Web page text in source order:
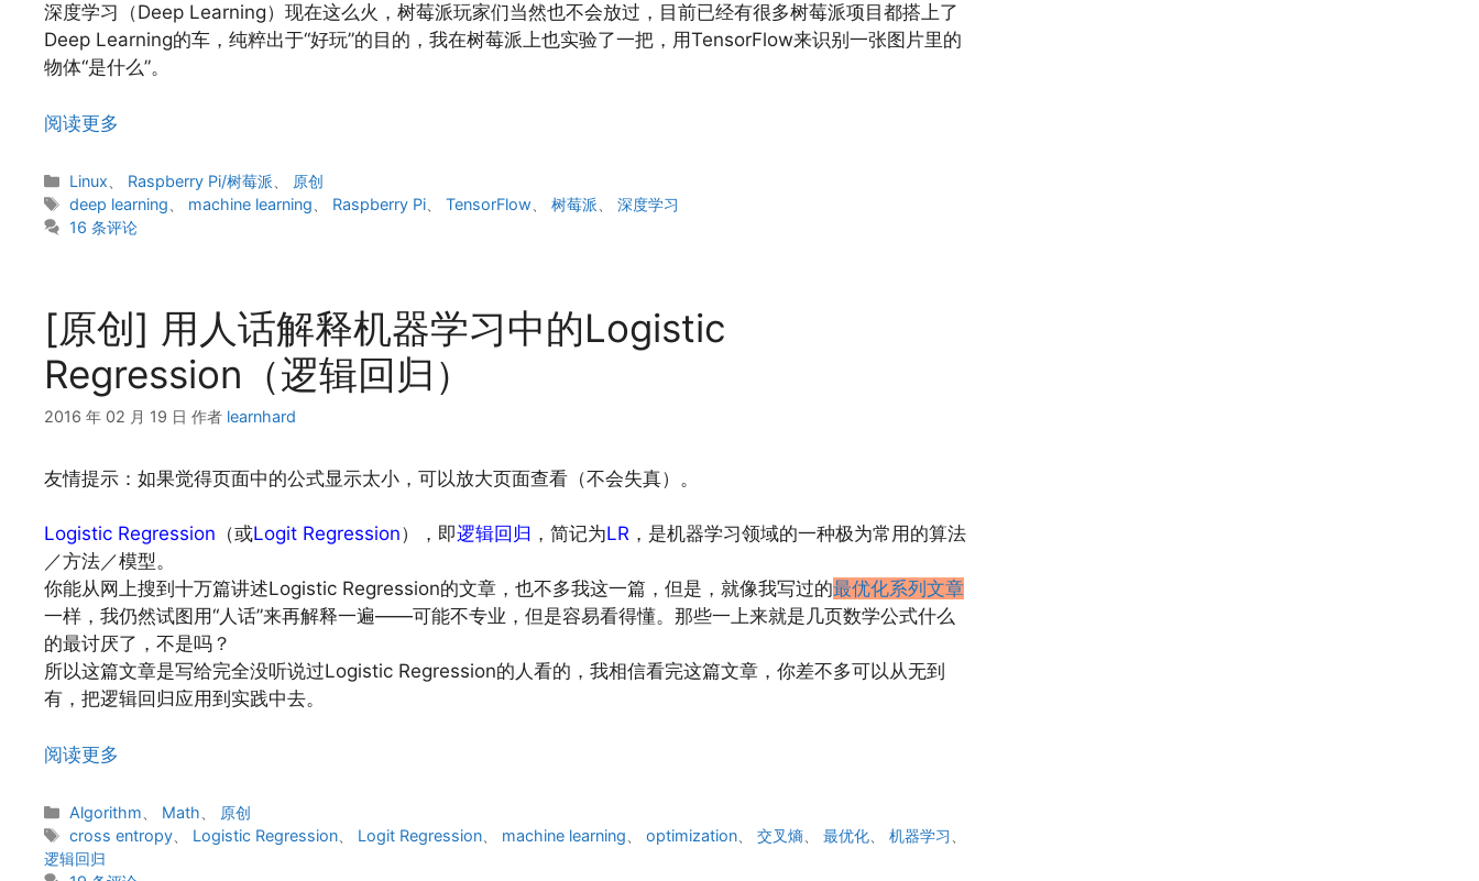
深度学习（Deep Learning）现在这么火，树莓派玩家们当然也不会放过，目前已经有很多树莓派项目都搭上了
Deep Learning的车，纯粹出于“好玩”的目的，我在树莓派上也实验了一把，用TensorFlow来识别一张图片里的
物体“是什么”。
阅读更多
分
类
Linux Raspberry Pi/树莓派
原创
标
签
deep learning machine learning Raspberry Pi 、TensorFlow 、树莓派 、深度学习
16 条评论
[原创] 用人话解释机器学习中的Logistic
Regression（逻辑回归）
2016 年 02 月 19 日 作者 learnhard
友情提示：如果觉得页面中的公式显示太小，可以放大页面查看（不会失真）。
Logistic Regression （或Logit Regression），即逻辑回归 ，简记为LR ，是机器学习领域的一种极为常用的算法
／方法／模型。
你能从网上搜到十万篇讲述Logistic Regression的文章，也不多我这一篇，但是，就像我写过的最优化系列文章
一样，我仍然试图用“人话”来再解释一遍——可能不专业，但是容易看得懂。那些一上来就是几页数学公式什么
的最讨厌了，不是吗？
所以这篇文章是写给完全没听说过Logistic Regression的人看的，我相信看完这篇文章，你差不多可以从无到
有，把逻辑回归应用到实践中去。
阅读更多
分
类
Algorithm Math
原创
标
签
cross entropy Logistic Regression Logit Regression machine learning 、optimization 、交叉熵 、最优化 、机器学习
逻辑回归